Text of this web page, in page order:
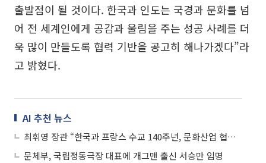
출발점이 될 것이다. 한국과 인도는 국경과 문화를 넘
어 전 세계인에게 공감과 울림을 주는 성공 사례를 더
욱 많이 만들도록 협력 기반을 공고히 해나가겠다”라
고 밝혔다.
AI 추천 뉴스
최휘영 장관 “한국과 프랑스 수교 140주년, 문화산업 협력으로 나가야”
문체부, 국립정동극장 대표에 개그맨 출신 서승만 임명